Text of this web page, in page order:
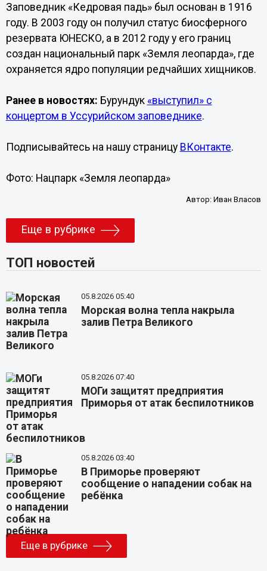
Заповедник «Кедровая падь» был основан в 1916
году. В 2003 году он получил статус биосферного
резервата ЮНЕСКО, а в 2012 году у его границ
создан национальный парк «Земля леопарда», где
охраняется ядро популяции редчайших хищников.
Ранее в новостях: Бурундук «выступил» с
концертом в Уссурийском заповеднике.
Подписывайтесь на нашу страницу ВКонтакте.
Фото: Нацпарк «Земля леопарда»
Автор:Иван Власов
Еще в рубрике
ТОП новостей
05.8.2026 05:40
Морская волна тепла накрыла
залив Петра Великого
05.8.2026 07:40
МОГи защитят предприятия
Приморья от атак беспилотников
05.8.2026 03:40
В Приморье проверяют
сообщение о нападении собак на
ребёнка
Еще в рубрике